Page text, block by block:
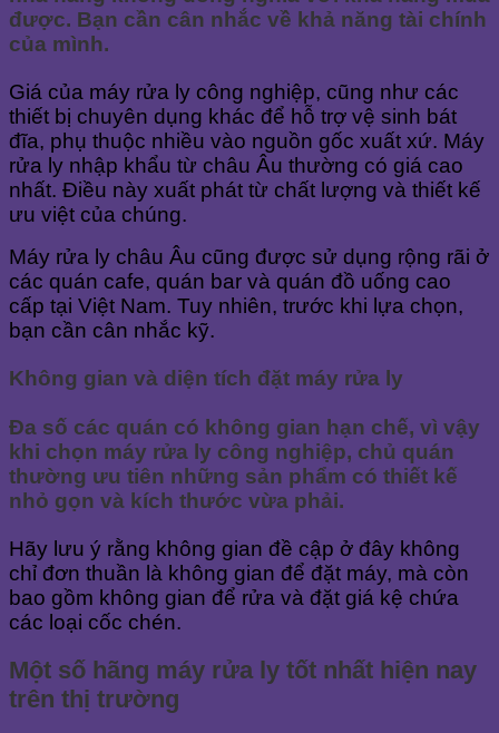
được. Bạn cần cân nhắc về khả năng tài chính
của mình.
Giá của máy rửa ly công nghiệp, cũng như các
thiết bị chuyên dụng khác để hỗ trợ vệ sinh bát
đĩa, phụ thuộc nhiều vào nguồn gốc xuất xứ. Máy
rửa ly nhập khẩu từ châu Âu thường có giá cao
nhất. Điều này xuất phát từ chất lượng và thiết kế
ưu việt của chúng.
Máy rửa ly châu Âu cũng được sử dụng rộng rãi ở
các quán cafe, quán bar và quán đồ uống cao
cấp tại Việt Nam. Tuy nhiên, trước khi lựa chọn,
bạn cần cân nhắc kỹ.
Không gian và diện tích đặt máy rửa ly
Đa số các quán có không gian hạn chế, vì vậy
khi chọn máy rửa ly công nghiệp, chủ quán
thường ưu tiên những sản phẩm có thiết kế
nhỏ gọn và kích thước vừa phải.
Hãy lưu ý rằng không gian đề cập ở đây không
chỉ đơn thuần là không gian để đặt máy, mà còn
bao gồm không gian để rửa và đặt giá kệ chứa
các loại cốc chén.
Một số hãng máy rửa ly tốt nhất hiện nay
trên thị trường